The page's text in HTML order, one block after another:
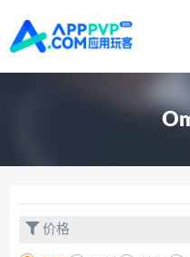
价格